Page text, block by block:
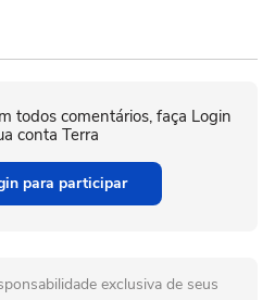
todos comentários, faça Login
conta Terra
para participar
exclusiva de seus